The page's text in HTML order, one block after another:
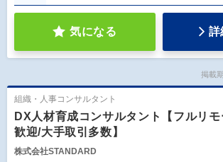
気になる 詳
掲載
組織・人事コンサルタント
DX人材育成コンサルタント【フルリ
歓迎/大手取引多数】
株式会社STANDARD